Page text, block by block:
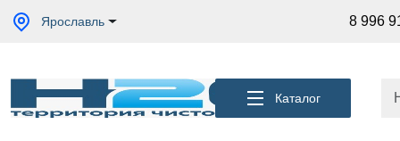
Ярославль 8 996
Каталог
Акции
скважины
Фильтры